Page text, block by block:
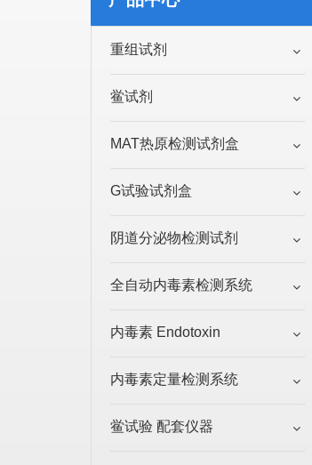
重组试剂
鲎试剂
MAT热原检测试剂盒
G试验试剂盒
阴道分泌物检测试剂
全自动内毒素检测系统
内毒素 Endotoxin
内毒素定量检测系统
鲎试验 配套仪器